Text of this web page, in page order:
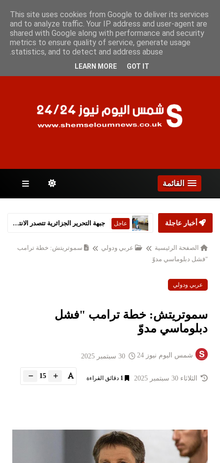
الجمعة 7 أغسطس 2026
الصفحات
القائمة
أخبار عاجلة عاجل جبهة التحرير الجزائرية تتصدر الانتخابات التشريعية
الصفحة الرئيسية عربي ودولي
سموتريتش: خطة ترامب
"فشل دبلوماسي مدوّ
عربي ودولي
سموتريتش: خطة ترامب "فشل
دبلوماسي مدوّ
شمس اليوم نيوز 24
الثلاثاء 30 سبتمبر 2025 1 دقائق القراءة 15
This site uses cookies from Google to deliver its services
and to analyze traffic. Your IP address and user-agent are
shared with Google along with performance and security
metrics to ensure quality of service, generate usage
statistics, and to detect and address abuse.
LEARN MORE GOT IT